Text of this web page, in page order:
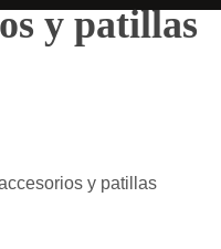
y patillas
y patillas